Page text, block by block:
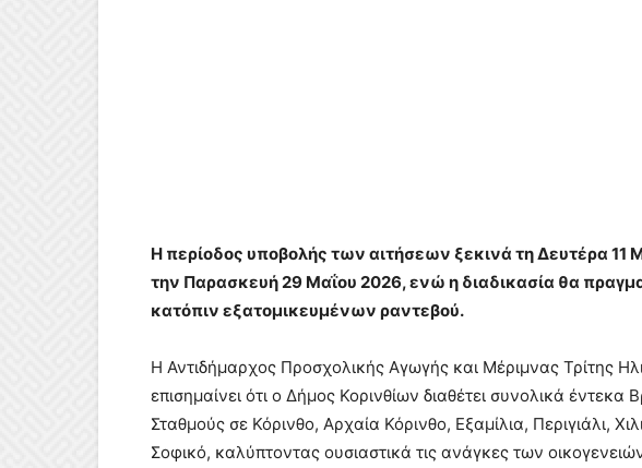
Η περίοδος υποβολής των αιτήσεων ξεκινά τη Δευτέρα 11
την Παρασκευή 29 Μαΐου 2026, ενώ η διαδικασία θα
κατόπιν εξατομικευμένων ραντεβού.
Η Αντιδήμαρχος Προσχολικής Αγωγής και Μέριμνας Τρίτης
επισημαίνει ότι ο Δήμος Κορινθίων διαθέτει συνολικά έντεκα
Σταθμούς σε Κόρινθο, Αρχαία Κόρινθο, Εξαμίλια, Περιγιάλι,
Σοφικό, καλύπτοντας ουσιαστικά τις ανάγκες των